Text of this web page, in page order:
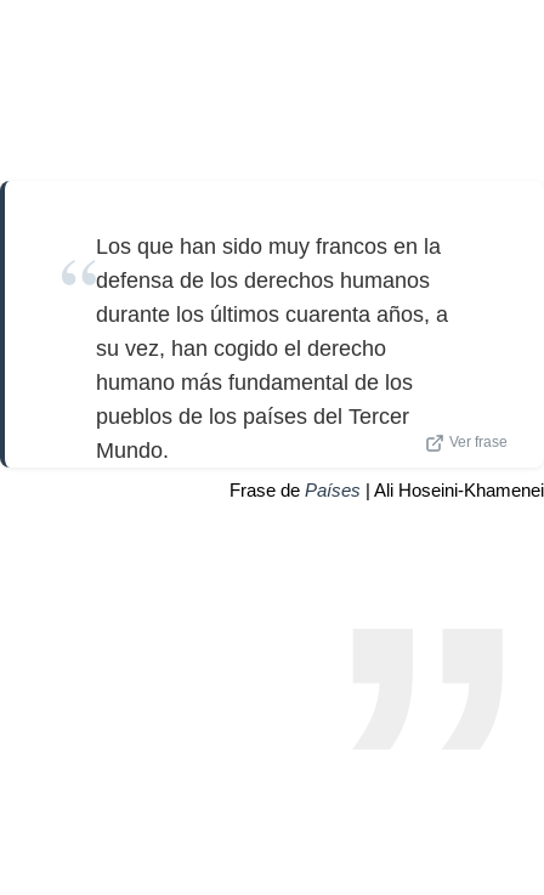
Los que han sido muy francos en la
defensa de los derechos humanos
durante los últimos cuarenta años, a
su vez, han cogido el derecho
humano más fundamental de los
pueblos de los países del Tercer
Mundo.
Ver frase
Frase de Países | Ali Hoseini-Khamenei